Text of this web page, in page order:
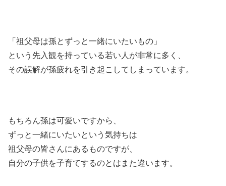
「祖父母は孫とずっと一緒にいたいもの」
という先入観を持っている若い人が非常に多く、
その誤解が孫疲れを引き起こしてしまっています。
もちろん孫は可愛いですから、
ずっと一緒にいたいという気持ちは
祖父母の皆さんにあるものですが、
自分の子供を子育てするのとはまた違います。